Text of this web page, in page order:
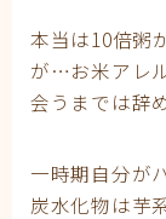
本当は10倍粥
が…お米アレ
会うまでは辞
一時期自分が
炭水化物は芋